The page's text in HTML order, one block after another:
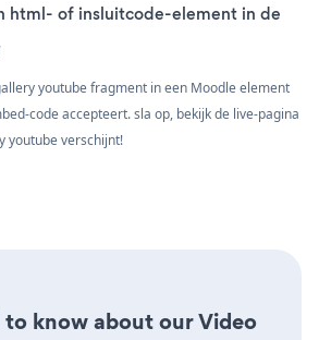
html- of insluitcode-element in de
youtube fragment in een Moodle element
code accepteert. sla op, bekijk de live-pagina
youtube verschijnt!
know about our Video